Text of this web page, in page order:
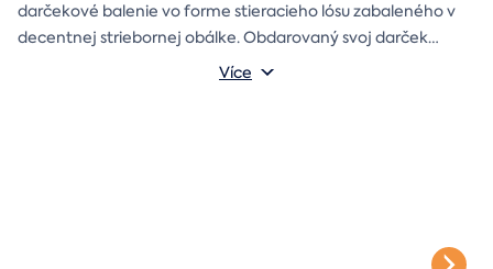
darčekové balenie vo forme stieracieho lósu zabaleného v
decentnej striebornej obálke. Obdarovaný svoj darček
objaví až po chvíľke napätia počas stierania. Jedno je isté, u
Více